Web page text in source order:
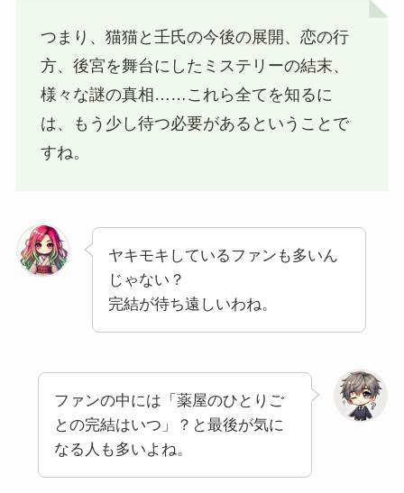
つまり、猫猫と壬氏の今後の展開、恋の行
方、後宮を舞台にしたミステリーの結末、
様々な謎の真相……これら全てを知るに
は、もう少し待つ必要があるということで
すね。
ヤキモキしているファンも多いん
じゃない？
完結が待ち遠しいわね。
ファンの中には「薬屋のひとりご
との完結はいつ」？と最後が気に
なる人も多いよね。